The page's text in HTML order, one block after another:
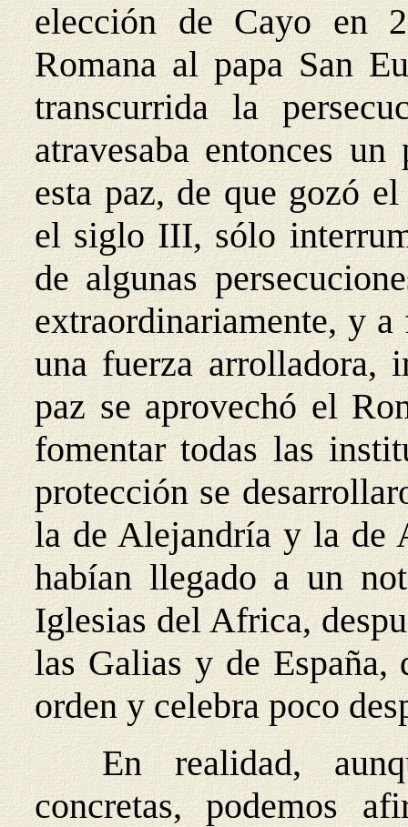
elección de Cayo en
Romana al papa San
transcurrida la
atravesaba entonces
esta paz, de que gozó
el siglo III, sólo
de algunas
extraordinariamente, y
una fuerza arrolladora,
paz se aprovechó el
fomentar todas las
protección se
la de Alejandría y la de
habían llegado a un
Iglesias del Africa,
las Galias y de España,
orden y celebra poco
En realidad,
concretas, podemos